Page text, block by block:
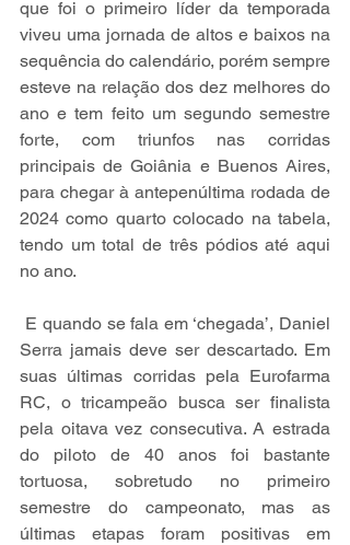
que foi o primeiro líder da temporada
viveu uma jornada de altos e baixos na
sequência do calendário, porém sempre
esteve na relação dos dez melhores do
ano e tem feito um segundo semestre
forte, com triunfos nas corridas
principais de Goiânia e Buenos Aires,
para chegar à antepenúltima rodada de
2024 como quarto colocado na tabela,
tendo um total de três pódios até aqui
no ano.
Serra jamais deve ser descartado. Em
suas últimas corridas pela Eurofarma
RC, o tricampeão busca ser finalista
pela oitava vez consecutiva. A estrada
do piloto de 40 anos foi bastante
tortuosa, sobretudo no primeiro
semestre do campeonato, mas as
últimas etapas foram positivas em